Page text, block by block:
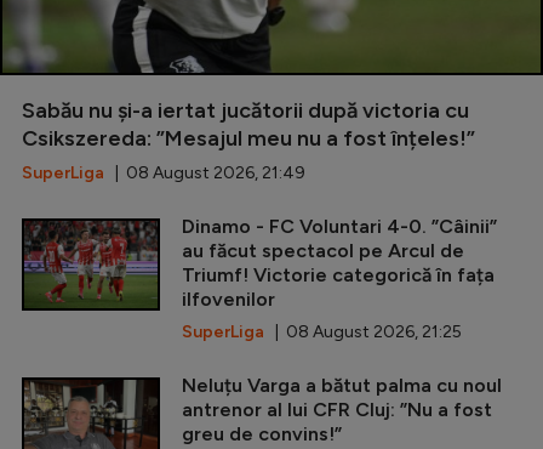
Sabău nu și-a iertat jucătorii după victoria cu
Csikszereda: ”Mesajul meu nu a fost înțeles!”
SuperLiga | 08 August 2026, 21:49
Dinamo - FC Voluntari 4-0. ”Câinii”
au făcut spectacol pe Arcul de
Triumf! Victorie categorică în fața
ilfovenilor
SuperLiga | 08 August 2026, 21:25
Neluțu Varga a bătut palma cu noul
antrenor al lui CFR Cluj: ”Nu a fost
greu de convins!”